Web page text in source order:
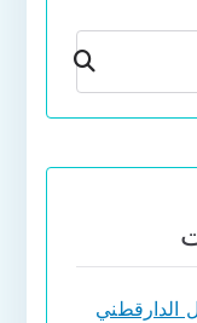
بحث
الدارقطني